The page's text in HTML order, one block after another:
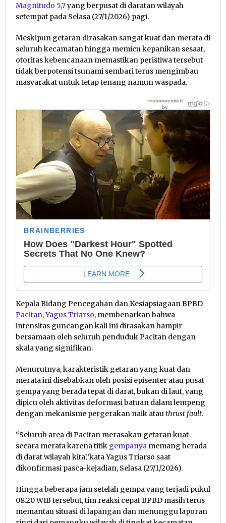
Magnitudo 5,7yang berpusat di daratan wilayah
setempat pada Selasa (27/1/2026) pagi.
Meskipun getaran dirasakan sangat kuat dan merata di
seluruh kecamatan hingga memicu kepanikan sesaat,
otoritas kebencanaan memastikan peristiwa tersebut
tidak berpotensi tsunami sembari terus mengimbau
masyarakat untuk tetap tenang namun waspada.
Kepala Bidang Pencegahan dan Kesiapsiagaan BPBD
Pacitan,Yagus Triarso, membenarkan bahwa
intensitas guncangan kali ini dirasakan hampir
bersamaan oleh seluruh penduduk Pacitan dengan
skala yang signifikan.
Menurutnya, karakteristik getaran yang kuat dan
merata ini disebabkan oleh posisi episenter atau pusat
gempa yang berada tepat di darat, bukan di laut, yang
dipicu oleh aktivitas deformasi batuan dalam lempeng
dengan mekanisme pergerakan naik atauthrust fault.
“Seluruh area di Pacitan merasakan getaran kuat
secara merata karena titik gempanya memang berada
di darat wilayah kita,”kata Yagus Triarso saat
dikonfirmasi pasca-kejadian, Selasa (27/1/2026).
Hingga beberapa jam setelah gempa yang terjadi pukul
08.20 WIB tersebut, tim reaksi cepat BPBD masih terus
memantau situasi di lapangan dan menunggu laporan